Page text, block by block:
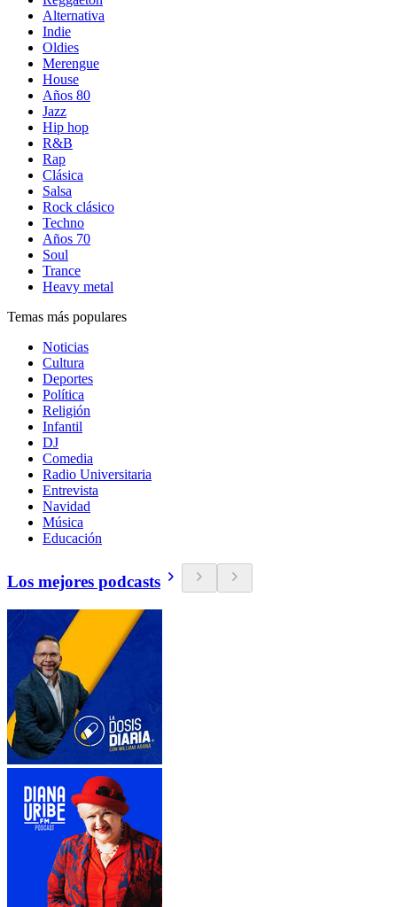
Alternativa
Indie
Oldies
Merengue
House
Años 80
Jazz
Hip hop
R&B
Rap
Clásica
Salsa
Rock clásico
Techno
Años 70
Soul
Trance
Heavy metal
Temas más populares
Noticias
Cultura
Deportes
Política
Religión
Infantil
DJ
Comedia
Radio Universitaria
Entrevista
Navidad
Música
Educación
Los mejores podcasts